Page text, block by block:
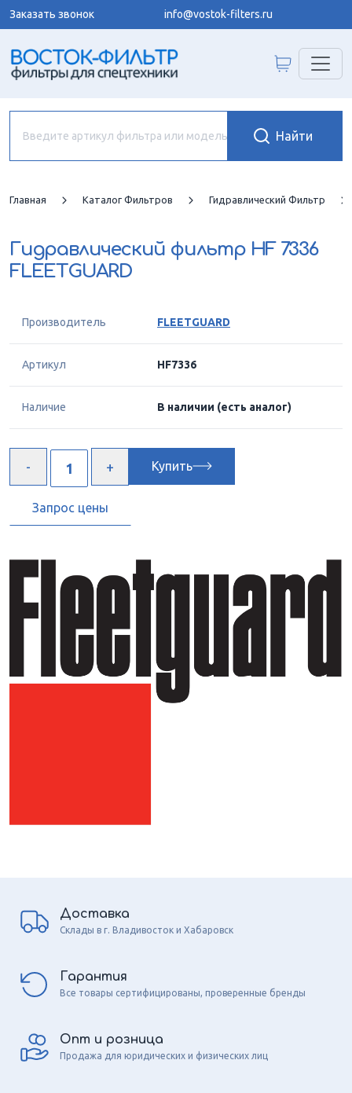
Заказать звонок info@vostok-filters.ru
Главная Каталог Фильтров Гидравлический Фильтр
Гидравлический фильтр HF 7336
FLEETGUARD
Производитель FLEETGUARD
Артикул HF7336
Наличие В наличии (есть аналог)
Купить
Запрос цены
Доставка
Склады в г. Владивосток и Хабаровск
Гарантия
Все товары сертифицированы, проверенные бренды
Опт и розница
Продажа для юридических и физических лиц